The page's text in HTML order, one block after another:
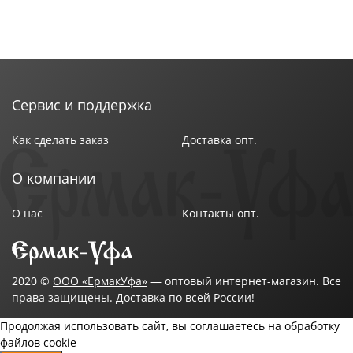
Сервис и поддержка
Как сделать заказ Доставка опт.
О компании
О нас Контакты опт.
2020 © ООО «ЕрмакУфа» — оптовый интернет-магазин. Все
права защищены. Доставка по всей России!
Продолжая использовать сайт, вы соглашаетесь на обработку
файлов cookie